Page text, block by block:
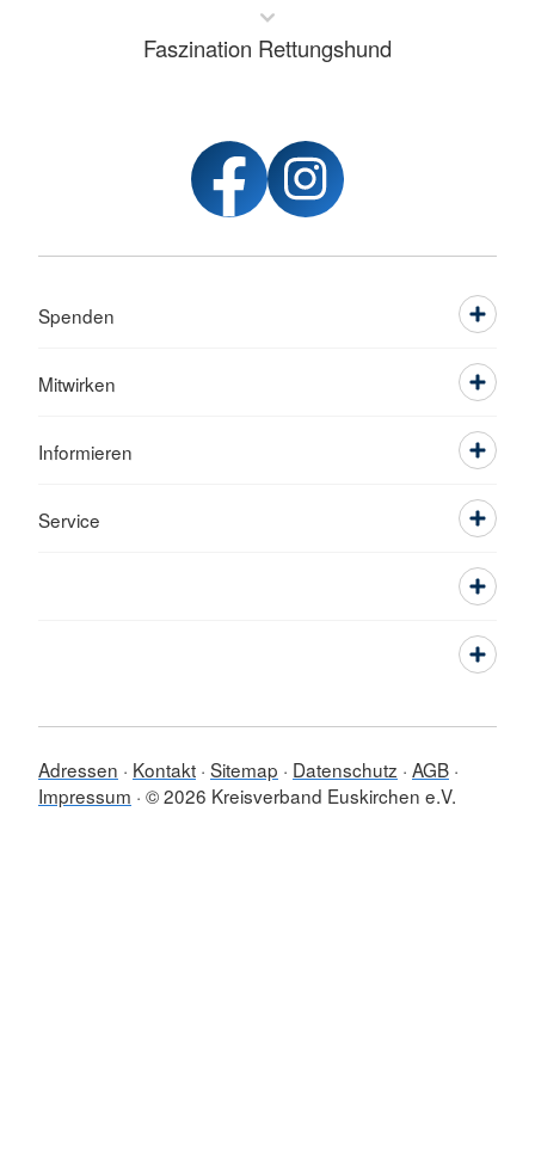
Faszination Rettungshund
Spenden
Mitwirken
Informieren
Service
Adressen Kontakt Sitemap Datenschutz AGB
Impressum © 2026 Kreisverband Euskirchen e.V.